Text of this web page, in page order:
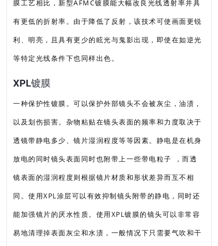
膜工艺相比，新型AFMC镀膜能大幅改良光线透射率并具
有更低的折射率。由于降低了反射，该技术可使画面更锐
利、明亮，且具有更少的眩光与鬼影出现，即使在如逆光
等特定光线条件下也同样出色。
XPL镀膜
一种保护性镀膜。可以保护外部镜头不会被灰尘，油渍，
以及划伤损害。杂物粘贴在镜头表面的频率和力度取决于
透镜带静电多少、镜片湿润程度等等因素。静电是在机身
放电的同时镜头表面同时也附带上一些带电粒子 ，而透
镜表面的湿润程度则根据镜片材质和形状差异而互不相
同。使用XPL涂层可以有效抑制镜头附带的静电，同时还
能加强镜片的厌水性质。使用XPL镀膜的镜头可以非常容
易地清理掉表面灰尘和水渍，一般情况下只需要气吹和干